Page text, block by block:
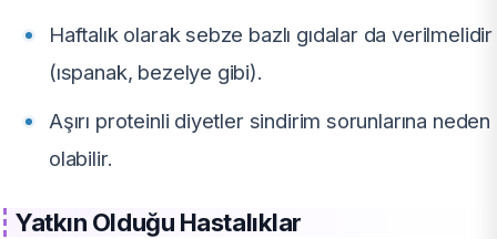
Haftalık olarak sebze bazlı gıdalar da verilmelidir
(ıspanak, bezelye gibi).
Aşırı proteinli diyetler sindirim sorunlarına neden
olabilir.
Yatkın Olduğu Hastalıklar